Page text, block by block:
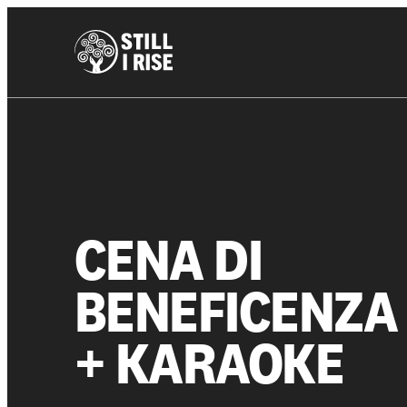
Chi siamo
CENA DI
BENEFICENZA
+ KARAOKE